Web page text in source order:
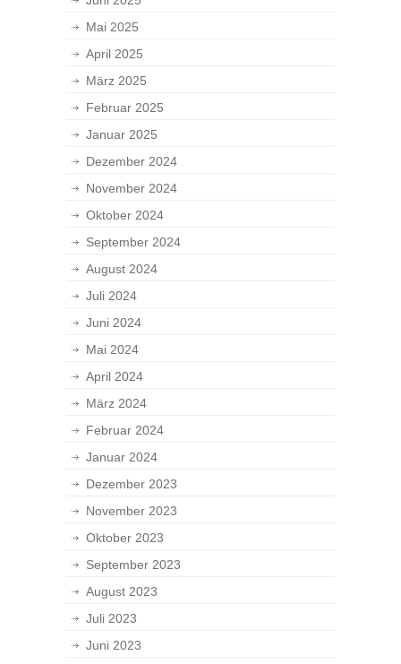
Mai 2025
April 2025
März 2025
Februar 2025
Januar 2025
Dezember 2024
November 2024
Oktober 2024
September 2024
August 2024
Juli 2024
Juni 2024
Mai 2024
April 2024
März 2024
Februar 2024
Januar 2024
Dezember 2023
November 2023
Oktober 2023
September 2023
August 2023
Juli 2023
Juni 2023